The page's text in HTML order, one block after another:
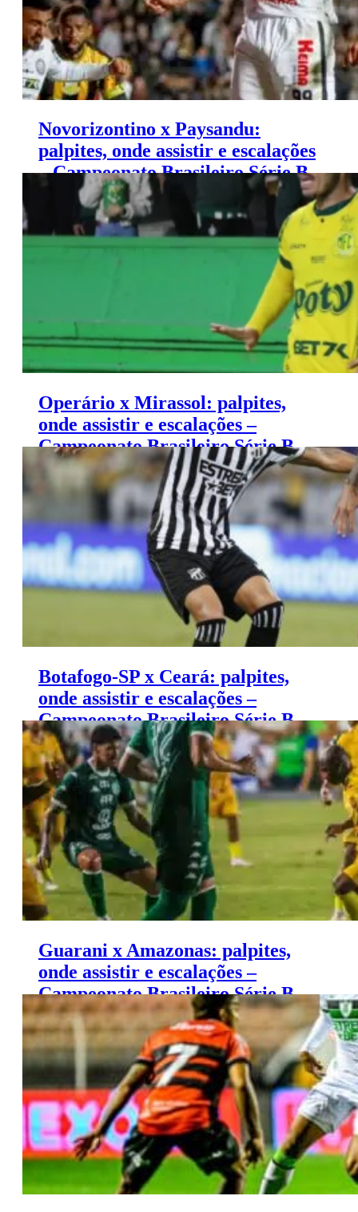
Novorizontino x Paysandu:
palpites, onde assistir e escalações
– Campeonato Brasileiro Série B
(16/11)
Operário x Mirassol: palpites,
onde assistir e escalações –
Campeonato Brasileiro Série B
(15/11)
Botafogo-SP x Ceará: palpites,
onde assistir e escalações –
Campeonato Brasileiro Série B
(12/11)
Guarani x Amazonas: palpites,
onde assistir e escalações –
Campeonato Brasileiro Série B
(12/11)